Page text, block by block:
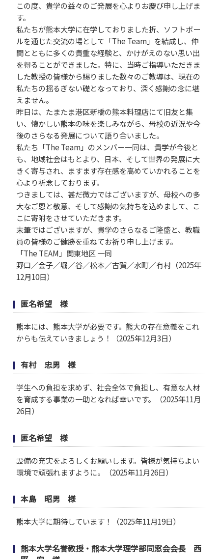
この度、貴学の益々のご発展を心よりお慶び申し上げま
す。
私たちが熊本大学に在学しておりました折、ソフトボー
ルを通じた交流の場として「The Team」を結成し、仲
間とともに多くの貴重な経験と、かけがえのない思い出
を得ることができました。特に、当時ご指導いただきま
した教授の皆様から賜りました数々のご教導は、現在の
私たちの揺るぎない礎となっており、深く感謝の念に堪
えません。
昨日は、たまたま港区新橋の熊本料理店にて旧友と集
い、懐かしい熊本の味を楽しみながら、母校の近況や今
後のさらなる発展について語り合いました。
私たち「The Team」のメンバー一同は、貴学が今後と
も、地域社会はもとより、日本、そして世界の発展に大
きく寄与され、ますます存在感を高めていかれることを
心より祈念しております。
つきましては、甚だ微力ではございますが、母校への多
大なご恩と敬意、そして感謝の気持ちを込めまして、こ
こに寄附をさせていただきます。
末筆ではございますが、貴学のさらなるご隆盛と、教職
員の皆様のご健勝を重ねてお祈り申し上げます。
「The TEAM」関東地区 一同
野口／金子／堀／谷／松本／古賀／水町／有村（2025年
12月10日）
匿名希望 様
熊本には、熊本大学が必要です。熊大の存在意義をこれ
からも伝えていきましょう！（2025年12月3日）
有村 忠男 様
学生への負担を求めず、社会全体で負担し、有意な人材
を育成する事業の一助となれば幸いです。（2025年11月
26日）
匿名希望 様
設備の充実をよろしくお願いします。皆様が気持ちよい
環境で頑張れますように。（2025年11月26日）
本島 昭男 様
熊本大学に期待しています！（2025年11月19日）
熊本大学名誉教授・熊本大学理学部同窓会会長 西